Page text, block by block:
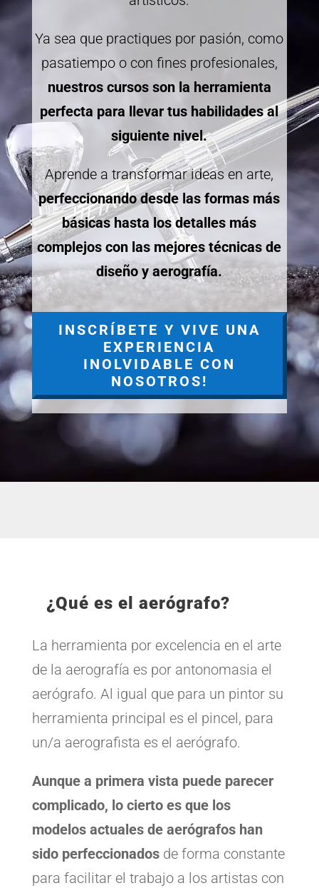
Ya sea que practiques por pasión, como
pasatiempo o con fines profesionales,
nuestros cursos son la herramienta
perfecta para llevar tus habilidades al
siguiente nivel.
Aprende a transformar ideas en arte,
perfeccionando desde las formas más
básicas hasta los detalles más
complejos con las mejores técnicas de
diseño y aerografía.
INSCRÍBETE Y VIVE UNA
EXPERIENCIA
INOLVIDABLE CON
NOSOTROS!
¿Qué es el aerógrafo?
La herramienta por excelencia en el arte
de la aerografía es por antonomasia el
aerógrafo. Al igual que para un pintor su
herramienta principal es el pincel, para
un/a aerografista es el aerógrafo.
Aunque a primera vista puede parecer
complicado, lo cierto es que los
modelos actuales de aerógrafos han
sido perfeccionadosde forma constante
para facilitar el trabajo a los artistas con